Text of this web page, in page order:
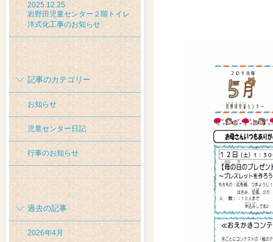
2025.12.25
岩野田児童センター２階トイレ
洋式化工事のお知らせ
記事のカテゴリー
お知らせ
児童センター日記
行事のお知らせ
過去の記事
2026年4月